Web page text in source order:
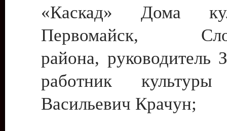
«Каскад» Дома
Первомайск,
района, руководитель
работник культуры
Васильевич Крачун;